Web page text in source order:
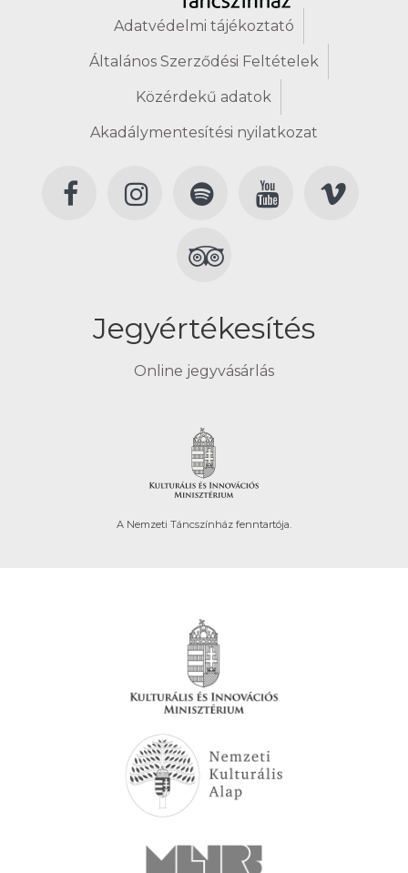
Adatvédelmi tájékoztató
Általános Szerződési Feltételek
Közérdekű adatok
Akadálymentesítési nyilatkozat
Jegyértékesítés
Online jegyvásárlás
A Nemzeti Táncszínház fenntartója.